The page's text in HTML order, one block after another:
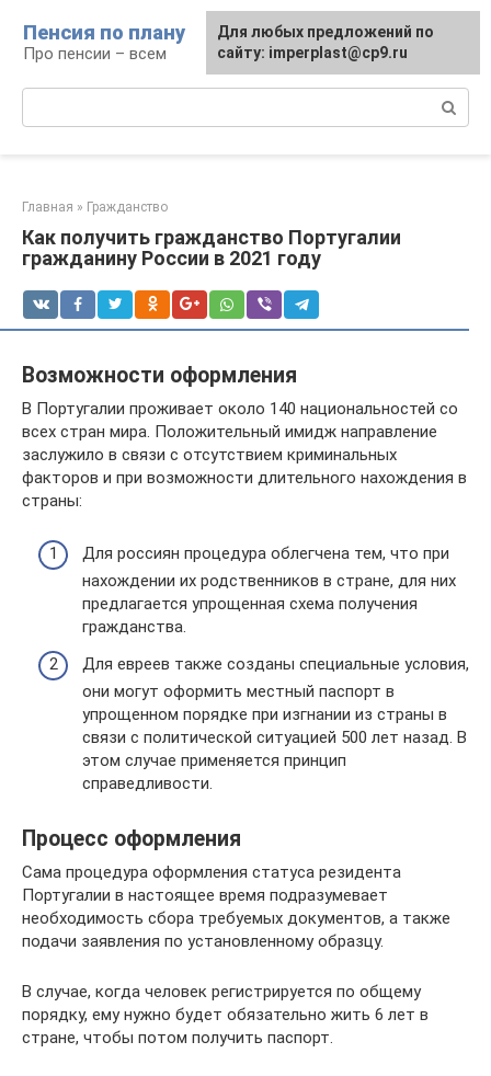
контенту
Пенсия по плану
Про пенсии – всем
Главная » Гражданство
Как получить гражданство Португалии
гражданину России в 2021 году
Возможности оформления
В Португалии проживает около 140 национальностей со
всех стран мира. Положительный имидж направление
заслужило в связи с отсутствием криминальных
факторов и при возможности длительного нахождения в
страны:
Для россиян процедура облегчена тем, что при
нахождении их родственников в стране, для них
предлагается упрощенная схема получения
гражданства.
Для евреев также созданы специальные условия,
они могут оформить местный паспорт в
упрощенном порядке при изгнании из страны в
связи с политической ситуацией 500 лет назад. В
этом случае применяется принцип
справедливости.
Процесс оформления
Сама процедура оформления статуса резидента
Португалии в настоящее время подразумевает
необходимость сбора требуемых документов, а также
подачи заявления по установленному образцу.
В случае, когда человек регистрируется по общему
порядку, ему нужно будет обязательно жить 6 лет в
стране, чтобы потом получить паспорт.
Для любых предложений по
сайту: imperplast@cp9.ru